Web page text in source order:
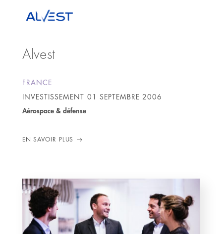
Alvest
FRANCE
INVESTISSEMENT 01 SEPTEMBRE 2006
Aérospace & défense
EN SAVOIR PLUS